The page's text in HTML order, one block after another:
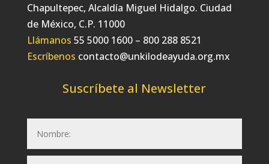
Chapultepec, Alcaldía Miguel Hidalgo. Ciudad
de México, C.P. 11000
Llámanos 55 5000 1600 – 800 288 8521
Escríbenos contacto@unkilodeayuda.org.mx
Suscríbete al Newsletter